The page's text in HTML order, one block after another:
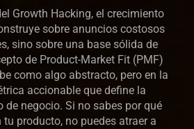
Growth Hacking, el crecimiento
sobre anuncios costosos
sino sobre una base sólida de
de Product-Market Fit (PMF)
como algo abstracto, pero en la
accionable que define la
de negocio. Si no sabes por qué
producto, no puedes atraer a